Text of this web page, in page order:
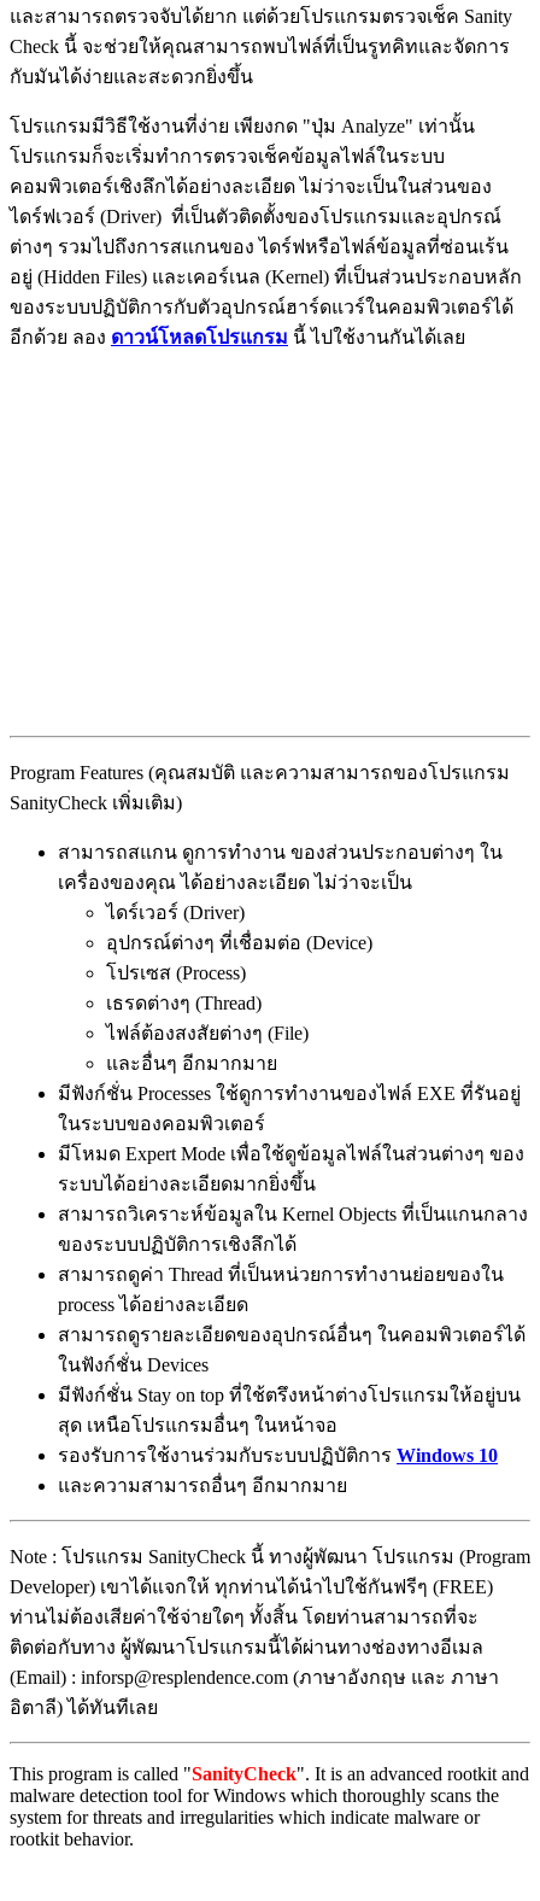
และสามารถตรวจจับได้ยาก แต่ด้วยโปรแกรมตรวจเช็ค Sanity
Check นี้ จะช่วยให้คุณสามารถพบไฟล์ที่เป็นรูทคิทและจัดการ
กับมันได้ง่ายและสะดวกยิ่งขึ้น
โปรแกรมมีวิธีใช้งานที่ง่าย เพียงกด "ปุ่ม Analyze" เท่านั้น
โปรแกรมก็จะเริ่มทำการตรวจเช็คข้อมูลไฟล์ในระบบ
คอมพิวเตอร์เชิงลึกได้อย่างละเอียด ไม่ว่าจะเป็นในส่วนของ
ไดร์ฟเวอร์ (Driver) ที่เป็นตัวติดตั้งของโปรแกรมและอุปกรณ์
ต่างๆ รวมไปถึงการสแกนของ ไดร์ฟหรือไฟล์ข้อมูลที่ซ่อนเร้น
อยู่ (Hidden Files) และเคอร์เนล (Kernel) ที่เป็นส่วนประกอบหลัก
ของระบบปฏิบัติการกับตัวอุปกรณ์ฮาร์ดแวร์ในคอมพิวเตอร์ได้
อีกด้วย ลอง ดาวน์โหลดโปรแกรม นี้ ไปใช้งานกันได้เลย
Program Features (คุณสมบัติ และความสามารถของโปรแกรม
SanityCheck เพิ่มเติม)
สามารถสแกน ดูการทำงาน ของส่วนประกอบต่างๆ ใน
เครื่องของคุณ ได้อย่างละเอียด ไม่ว่าจะเป็น
ไดร์เวอร์ (Driver)
อุปกรณ์ต่างๆ ที่เชื่อมต่อ (Device)
โปรเซส (Process)
เธรดต่างๆ (Thread)
ไฟล์ต้องสงสัยต่างๆ (File)
และอื่นๆ อีกมากมาย
มีฟังก์ชั่น Processes ใช้ดูการทำงานของไฟล์ EXE ที่รันอยู่
ในระบบของคอมพิวเตอร์
มีโหมด Expert Mode เพื่อใช้ดูข้อมูลไฟล์ในส่วนต่างๆ ของ
ระบบได้อย่างละเอียดมากยิ่งขึ้น
สามารถวิเคราะห์ข้อมูลใน Kernel Objects ที่เป็นแกนกลาง
ของระบบปฏิบัติการเชิงลึกได้
สามารถดูค่า Thread ที่เป็นหน่วยการทำงานย่อยของใน
process ได้อย่างละเอียด
สามารถดูรายละเอียดของอุปกรณ์อื่นๆ ในคอมพิวเตอร์ได้
ในฟังก์ชั่น Devices
มีฟังก์ชั่น Stay on top ที่ใช้ตรึงหน้าต่างโปรแกรมให้อยู่บน
สุด เหนือโปรแกรมอื่นๆ ในหน้าจอ
รองรับการใช้งานร่วมกับระบบปฏิบัติการ Windows 10
และความสามารถอื่นๆ อีกมากมาย
Note : โปรแกรม SanityCheck นี้ ทางผู้พัฒนา โปรแกรม (Program
Developer) เขาได้แจกให้ ทุกท่านได้นำไปใช้กันฟรีๆ (FREE)
ท่านไม่ต้องเสียค่าใช้จ่ายใดๆ ทั้งสิ้น โดยท่านสามารถที่จะ
ติดต่อกับทาง ผู้พัฒนาโปรแกรมนี้ได้ผ่านทางช่องทางอีเมล
(Email) : inforsp@resplendence.com (ภาษาอังกฤษ และ ภาษา
อิตาลี) ได้ทันทีเลย
This program is called "SanityCheck". It is an advanced rootkit and
malware detection tool for Windows which thoroughly scans the
system for threats and irregularities which indicate malware or
rootkit behavior.